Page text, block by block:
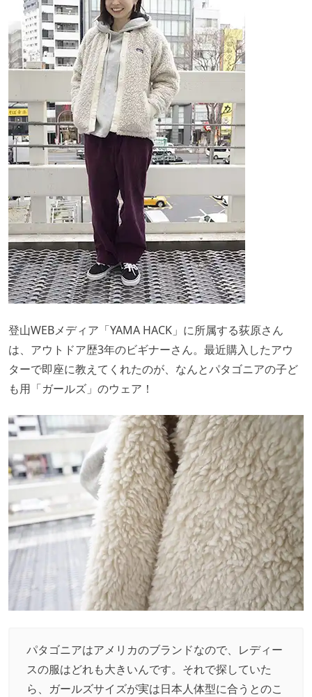
登山WEBメディア「YAMA HACK」に所属する荻原さん
は、アウトドア歴3年のビギナーさん。最近購入したアウ
ターで即座に教えてくれたのが、なんとパタゴニアの子ど
も用「ガールズ」のウェア！
パタゴニアはアメリカのブランドなので、レディー
スの服はどれも大きいんです。それで探していた
ら、ガールズサイズが実は日本人体型に合うとのこ